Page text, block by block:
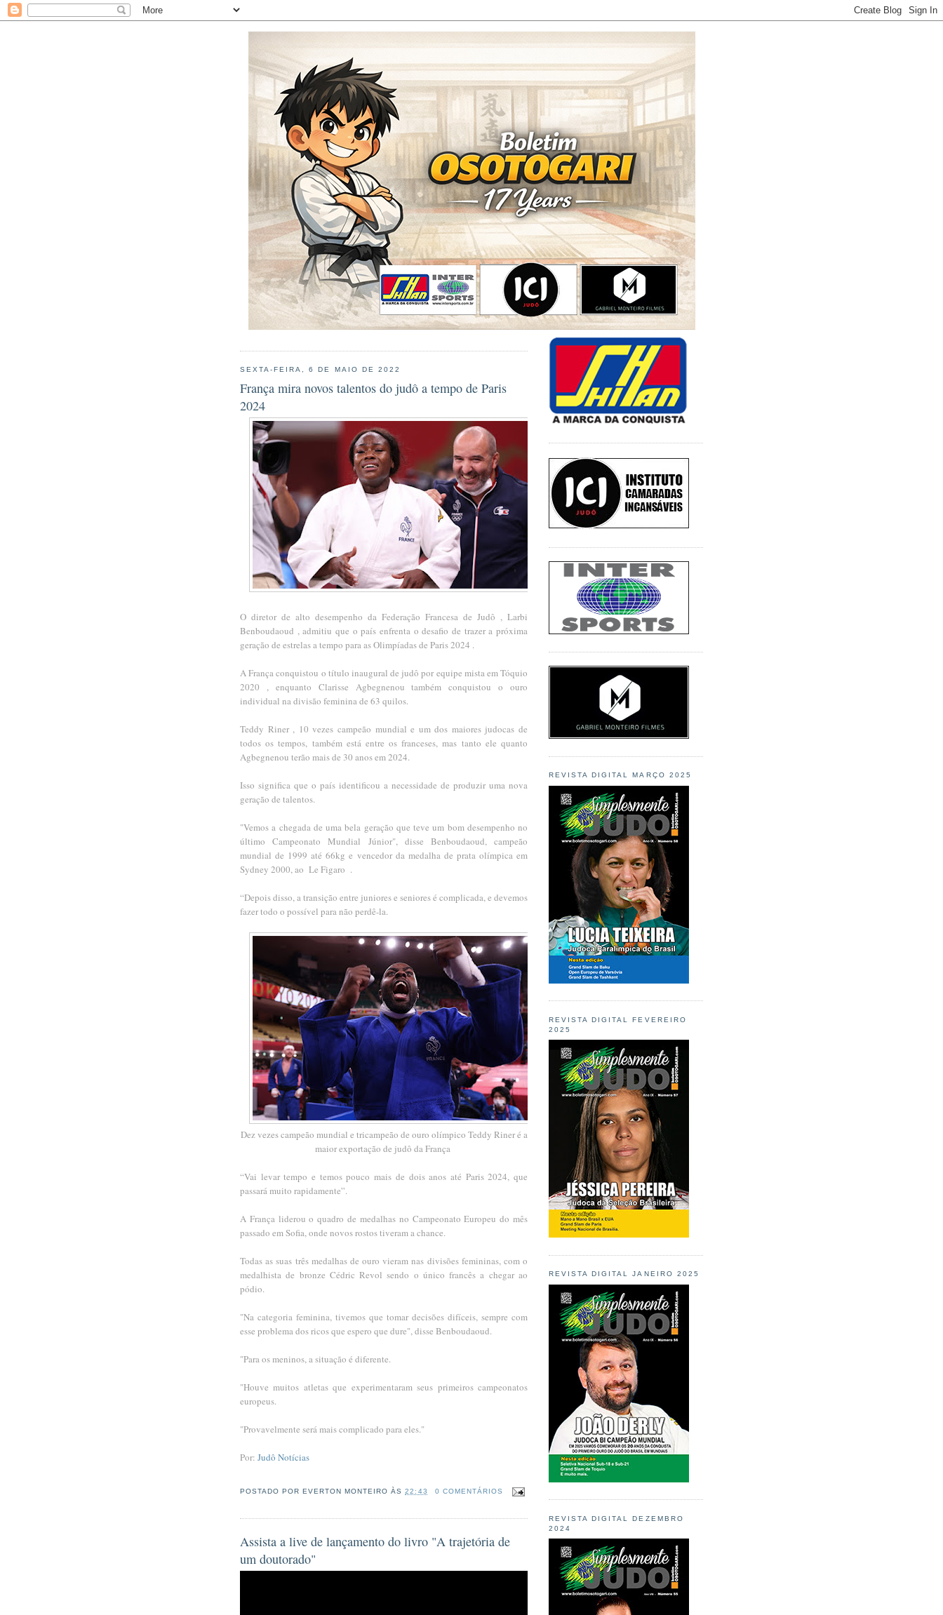
SEXTA-FEIRA, 6 DE MAIO DE 2022
França mira novos talentos do judô a tempo de Paris
2024
O diretor de alto desempenho da Federação Francesa de Judô , Larbi
Benboudaoud , admitiu que o país enfrenta o desafio de trazer a próxima
geração de estrelas a tempo para as Olimpíadas de Paris 2024 .
A França conquistou o título inaugural de judô por equipe mista em Tóquio
2020 , enquanto Clarisse Agbegnenou também conquistou o ouro
individual na divisão feminina de 63 quilos.
Teddy Riner , 10 vezes campeão mundial e um dos maiores judocas de
todos os tempos, também está entre os franceses, mas tanto ele quanto
Agbegnenou terão mais de 30 anos em 2024.
Isso significa que o país identificou a necessidade de produzir uma nova
geração de talentos.
"Vemos a chegada de uma bela geração que teve um bom desempenho no
último Campeonato Mundial Júnior", disse Benboudaoud, campeão
mundial de 1999 até 66kg e vencedor da medalha de prata olímpica em
Sydney 2000, ao Le Figaro .
“Depois disso, a transição entre juniores e seniores é complicada, e devemos
fazer todo o possível para não perdê-la.
Dez vezes campeão mundial e tricampeão de ouro olímpico Teddy Riner é a
maior exportação de judô da França
“Vai levar tempo e temos pouco mais de dois anos até Paris 2024, que
passará muito rapidamente”.
A França liderou o quadro de medalhas no Campeonato Europeu do mês
passado em Sofia, onde novos rostos tiveram a chance.
Todas as suas três medalhas de ouro vieram nas divisões femininas, com o
medalhista de bronze Cédric Revol sendo o único francês a chegar ao
pódio.
"Na categoria feminina, tivemos que tomar decisões difíceis, sempre com
esse problema dos ricos que espero que dure", disse Benboudaoud.
"Para os meninos, a situação é diferente.
"Houve muitos atletas que experimentaram seus primeiros campeonatos
europeus.
"Provavelmente será mais complicado para eles."
Por: Judô Notícias
POSTADO POR EVERTON MONTEIRO ÀS22:43 0 COMENTÁRIOS
Assista a live de lançamento do livro "A trajetória de
um doutorado"
REVISTA DIGITAL MARÇO 2025
REVISTA DIGITAL FEVEREIRO
2025
REVISTA DIGITAL JANEIRO 2025
REVISTA DIGITAL DEZEMBRO
2024